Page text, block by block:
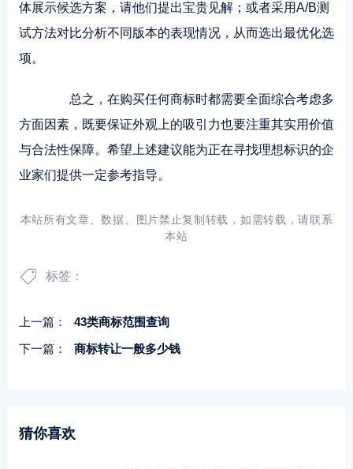
体展示候选方案，请他们提出宝贵见解；或者采用A/B测
试方法对比分析不同版本的表现情况，从而选出最优化选
项。
总之，在购买任何商标时都需要全面综合考虑多
方面因素，既要保证外观上的吸引力也要注重其实用价值
与合法性保障。希望上述建议能为正在寻找理想标识的企
业家们提供一定参考指导。
本站所有文章、数据、图片禁止复制转载，如需转载，请联系
本站
标签：
上一篇：
43类商标范围查询
下一篇：
商标转让一般多少钱
猜你喜欢